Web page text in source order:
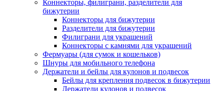
Коннекторы, филиграни, разделители для
бижутерии
Коннекторы для бижутерии
Разделители для бижутерии
Филиграни для украшений
Коннекторы с камнями для украшений
Фермуары (для сумок и кошельков)
Шнуры для мобильного телефона
Держатели и бейлы для кулонов и подвесок
Бейлы для крепления подвесок в бижутерии
Держатели кулонов и подвесок